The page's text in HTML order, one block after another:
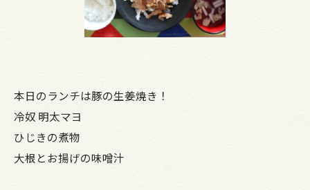
本日のランチは豚の生姜焼き！
冷奴 明太マヨ
ひじきの煮物
大根とお揚げの味噌汁